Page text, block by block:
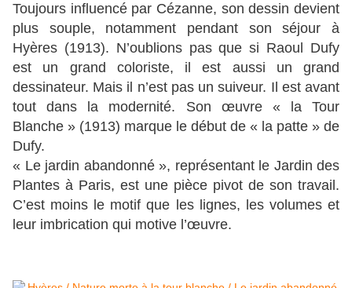
Toujours influencé par Cézanne, son dessin devient
plus souple, notamment pendant son séjour à
Hyères (1913). N’oublions pas que si Raoul Dufy
est un grand coloriste, il est aussi un grand
dessinateur. Mais il n’est pas un suiveur. Il est avant
tout dans la modernité. Son œuvre « la Tour
Blanche » (1913) marque le début de « la patte » de
Dufy.
« Le jardin abandonné », représentant le Jardin des
Plantes à Paris, est une pièce pivot de son travail.
C’est moins le motif que les lignes, les volumes et
leur imbrication qui motive l’œuvre.